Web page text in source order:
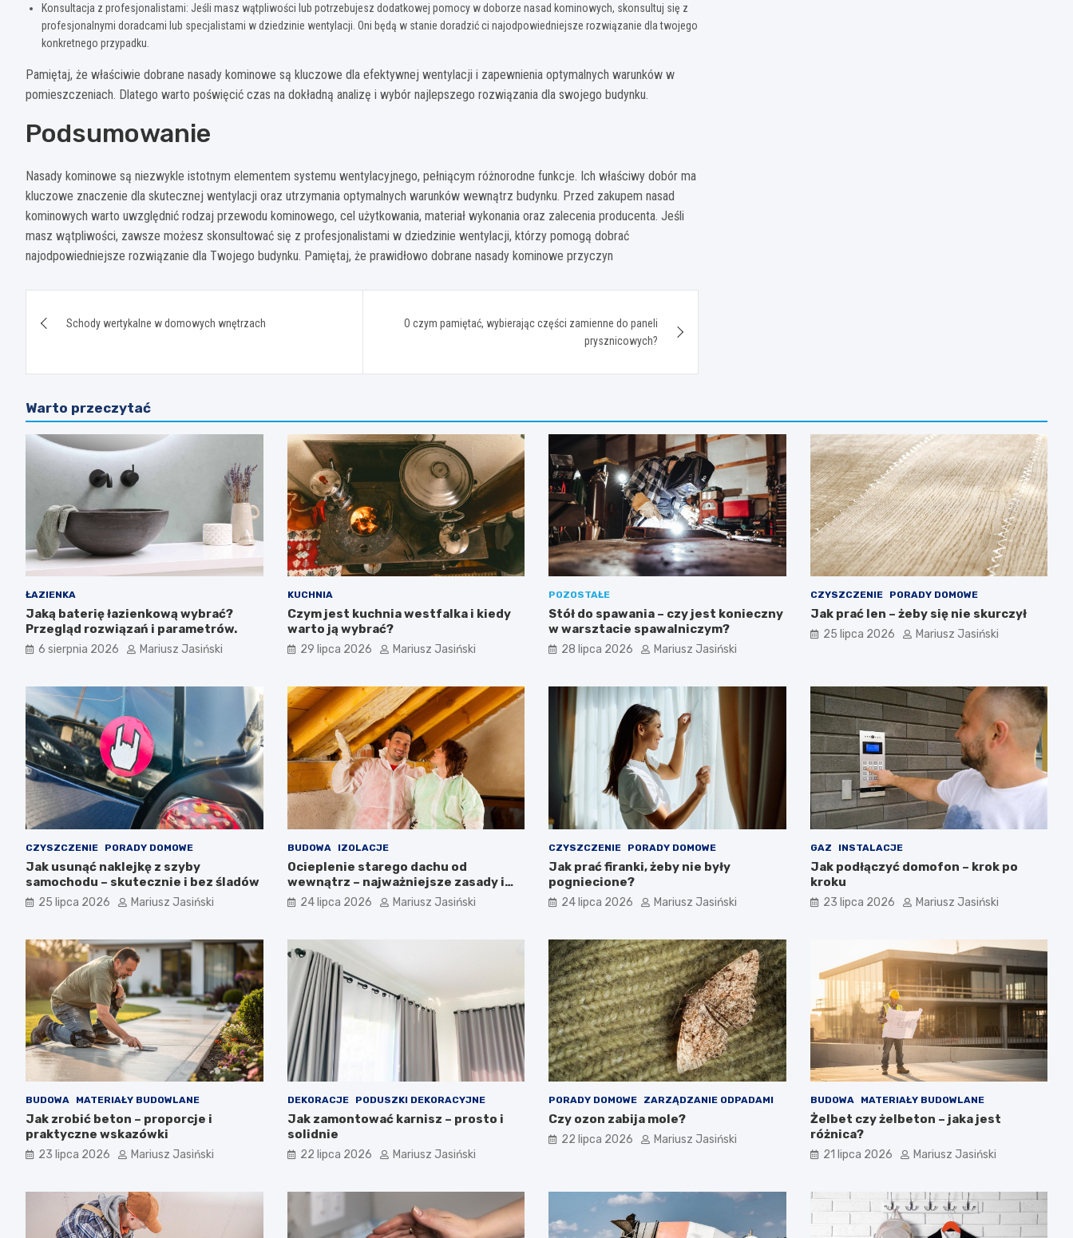
Konsultacja z profesjonalistami: Jeśli masz wątpliwości lub potrzebujesz dodatkowej pomocy w doborze nasad kominowych, skonsultuj się z
profesjonalnymi doradcami lub specjalistami w dziedzinie wentylacji. Oni będą w stanie doradzić ci najodpowiedniejsze rozwiązanie dla twojego
konkretnego przypadku.
Pamiętaj, że właściwie dobrane nasady kominowe są kluczowe dla efektywnej wentylacji i zapewnienia optymalnych warunków w
pomieszczeniach. Dlatego warto poświęcić czas na dokładną analizę i wybór najlepszego rozwiązania dla swojego budynku.
Podsumowanie
Nasady kominowe są niezwykle istotnym elementem systemu wentylacyjnego, pełniącym różnorodne funkcje. Ich właściwy dobór ma
kluczowe znaczenie dla skutecznej wentylacji oraz utrzymania optymalnych warunków wewnątrz budynku. Przed zakupem nasad
kominowych warto uwzględnić rodzaj przewodu kominowego, cel użytkowania, materiał wykonania oraz zalecenia producenta. Jeśli
masz wątpliwości, zawsze możesz skonsultować się z profesjonalistami w dziedzinie wentylacji, którzy pomogą dobrać
najodpowiedniejsze rozwiązanie dla Twojego budynku. Pamiętaj, że prawidłowo dobrane nasady kominowe przyczyn
wpisu
Schody wertykalne w domowych wnętrzach
O czym pamiętać, wybierając części zamienne do paneli
prysznicowych?
Warto przeczytać
ŁAZIENKA
Jaką baterię łazienkową wybrać?
Przegląd rozwiązań i parametrów.
6 sierpnia 2026 Mariusz Jasiński
KUCHNIA
Czym jest kuchnia westfalka i kiedy
warto ją wybrać?
29 lipca 2026 Mariusz Jasiński
POZOSTAŁE
Stół do spawania – czy jest konieczny
w warsztacie spawalniczym?
28 lipca 2026 Mariusz Jasiński
CZYSZCZENIE PORADY DOMOWE
Jak prać len – żeby się nie skurczył
25 lipca 2026 Mariusz Jasiński
CZYSZCZENIE PORADY DOMOWE
Jak usunąć naklejkę z szyby
samochodu – skutecznie i bez śladów
25 lipca 2026 Mariusz Jasiński
BUDOWA IZOLACJE
Ocieplenie starego dachu od
wewnątrz – najważniejsze zasady i
błędy
24 lipca 2026 Mariusz Jasiński
CZYSZCZENIE PORADY DOMOWE
Jak prać firanki, żeby nie były
pogniecione?
24 lipca 2026 Mariusz Jasiński
GAZ INSTALACJE
Jak podłączyć domofon – krok po
kroku
23 lipca 2026 Mariusz Jasiński
BUDOWA MATERIAŁY BUDOWLANE
Jak zrobić beton – proporcje i
praktyczne wskazówki
23 lipca 2026 Mariusz Jasiński
DEKORACJE PODUSZKI DEKORACYJNE
Jak zamontować karnisz – prosto i
solidnie
22 lipca 2026 Mariusz Jasiński
PORADY DOMOWE ZARZĄDZANIE ODPADAMI
Czy ozon zabija mole?
22 lipca 2026 Mariusz Jasiński
BUDOWA MATERIAŁY BUDOWLANE
Żelbet czy żelbeton – jaka jest
różnica?
21 lipca 2026 Mariusz Jasiński